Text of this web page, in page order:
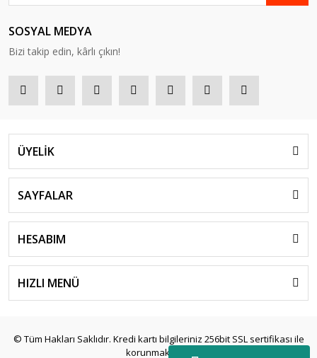
SOSYAL MEDYA
Bizi takip edin, kârlı çıkın!
ÜYELİK
SAYFALAR
HESABIM
HIZLI MENÜ
© Tüm Hakları Saklıdır. Kredi kartı bilgileriniz 256bit SSL sertifikası ile
korunmaktadır.